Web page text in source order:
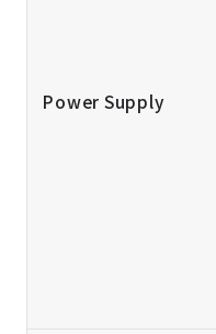
Power Supply